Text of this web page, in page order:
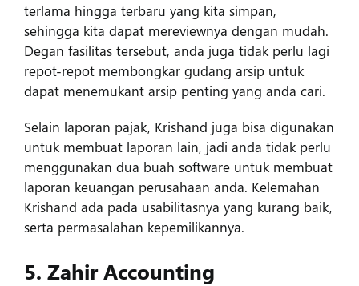
terlama hingga terbaru yang kita simpan,
sehingga kita dapat mereviewnya dengan mudah.
Degan fasilitas tersebut, anda juga tidak perlu lagi
repot-repot membongkar gudang arsip untuk
dapat menemukant arsip penting yang anda cari.
Selain laporan pajak, Krishand juga bisa digunakan
untuk membuat laporan lain, jadi anda tidak perlu
menggunakan dua buah software untuk membuat
laporan keuangan perusahaan anda. Kelemahan
Krishand ada pada usabilitasnya yang kurang baik,
serta permasalahan kepemilikannya.
5. Zahir Accounting